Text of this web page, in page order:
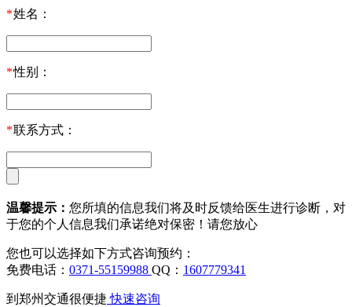
*姓名：
*性别：
*联系方式：
温馨提示： 您所填的信息我们将及时反馈给医生进行诊断，对
于您的个人信息我们承诺绝对保密！请您放心
您也可以选择如下方式咨询预约：
免费电话： 0371-55159988 QQ： 1607779341
到郑州交通很便捷 快速咨询